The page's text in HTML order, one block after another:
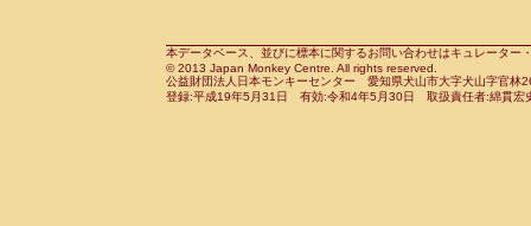
CercopithecidaePapio anubis(0)
CercopithecidaePapio cynocephalus
CercopithecidaePapio hamadryas(0)
CebidaeSaguinus leucopus(0)
CebidaeSaguinus midas(0)
Cebidae Saguinus mystax(0)
本データベース、並びに標本に関するお問い合わせはキュレータ
© 2013 Japan Monkey Centre. All rights reserved.
公益財団法人日本モンキーセンター 愛知県犬山市大字犬山字官
登録:平成19年5月31日 有効:令和4年5月30日 取扱責任者:綿貫宏